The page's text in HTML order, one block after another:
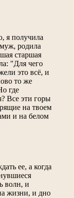
я получила
родила
старшая
"Для чего
это всё, и
то же
где
Все эти горы
на твоем
и на белом
ее, а когда
волн, и
жизни, и дно